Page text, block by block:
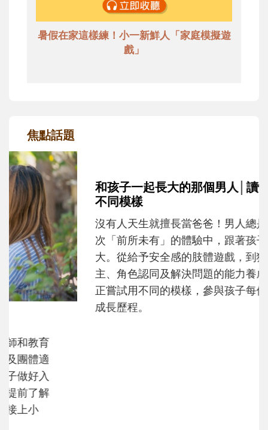
暑假在家這樣練！小一新鮮人「家庭模擬遊
戲」
焦點話題
不同模樣
沒有人天生就擅長當爸爸！男人總是在一次
次「前所未有」的體驗中，跟著孩子一起長
大。從給予安全感的肢體遊戲，到獨立自
主、角色認同及解決問題的能力養成。爸爸